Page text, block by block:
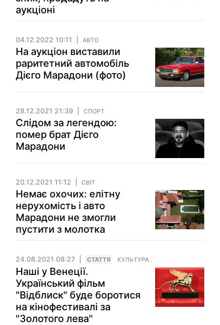
аукціоні
04.12.2022 10:11 АВТО
На аукціон виставили
раритетний автомобіль
Дієго Марадони (фото)
28.12.2021 21:39 СПОРТ
Слідом за легендою:
помер брат Дієго
Марадони
20.12.2021 11:12 СВІТ
Немає охочих: елітну
нерухомість і авто
Марадони не змогли
пустити з молотка
24.08.2021 08:27 СТАТТЯ КУЛЬТУРА
Наші у Венеції.
Український фільм
"Відблиск" буде боротися
на кінофестивалі за
"Золотого лева"